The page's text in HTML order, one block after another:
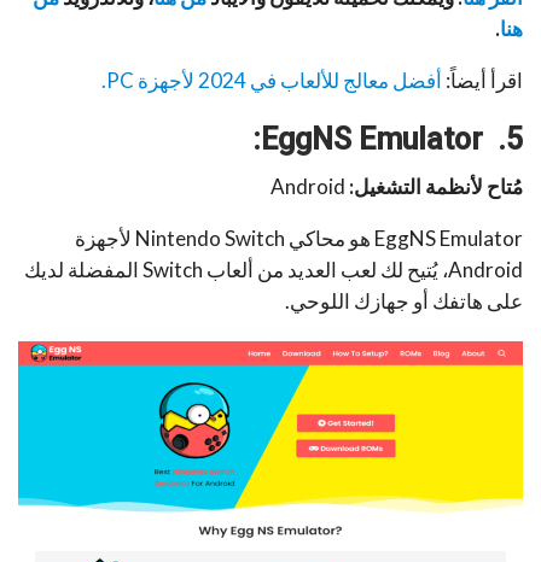
هنا.
اقرأ أيضاً: أفضل معالج للألعاب في 2024 لأجهزة PC.
5.
EggNS Emulator
:
مُتاح لأنظمة التشغيل:
EggNS Emulator هو محاكي Nintendo Switch لأجهزة
Android، يُتيح لك لعب العديد من ألعاب Switch المفضلة لديك
على هاتفك أو جهازك اللوحي.